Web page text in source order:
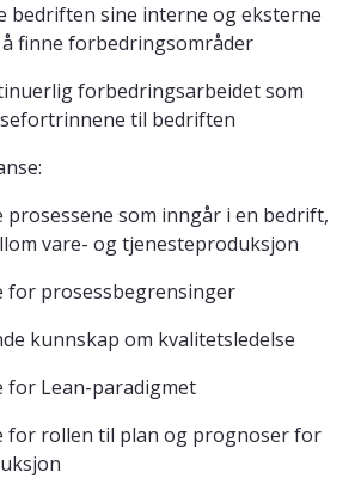
bedriften sine interne og eksterne
finne forbedringsområder
forbedringsarbeidet som
til bedriften
prosessene som inngår i en bedrift,
vare- og tjenesteproduksjon
for prosessbegrensinger
kunnskap om kvalitetsledelse
for Lean-paradigmet
for rollen til plan og prognoser for